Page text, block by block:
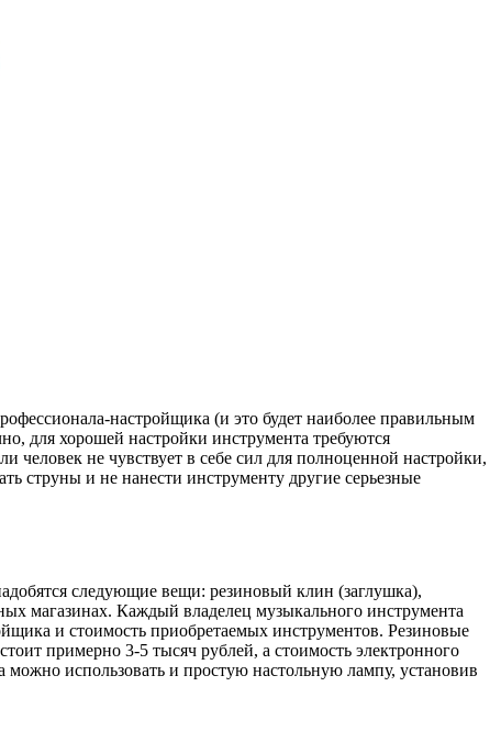
настройщика (и это будет наиболее правильным
для хорошей настройки инструмента требуются
не чувствует в себе сил для полноценной настройки,
струны и не нанести инструменту другие серьезные
следующие вещи: резиновый клин (заглушка),
магазинах. Каждый владелец музыкального инструмента
и стоимость приобретаемых инструментов. Резиновые
примерно 3-5 тысяч рублей, а стоимость электронного
можно использовать и простую настольную лампу, установив